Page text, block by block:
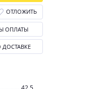
ОТЛОЖИТЬ
ОПЛАТЫ